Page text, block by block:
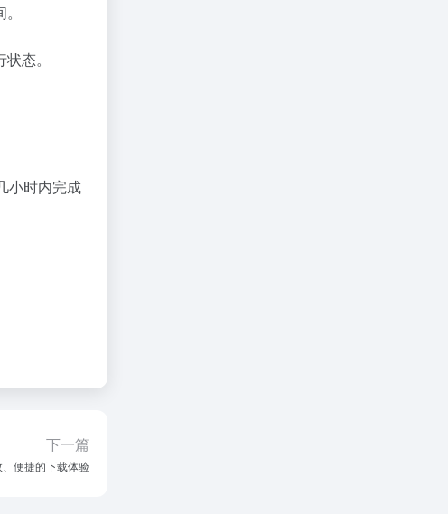
态。
小时内完成
下一篇
便捷的下载体验